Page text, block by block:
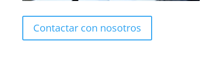
Contactar con nosotros